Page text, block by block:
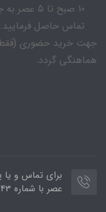
تماس حاصل فرمایید.
هماهنگی گردد.
عصر با شماره 09035809343 تماس حاصل فرمایید